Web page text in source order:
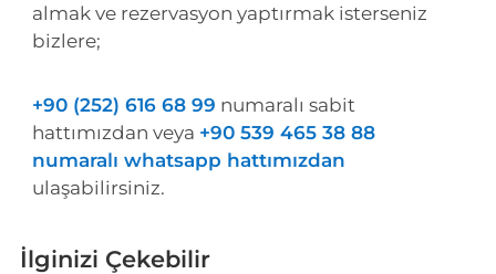
almak ve rezervasyon yaptırmak isterseniz
bizlere;
+90 (252) 616 68 99 numaralı sabit
hattımızdan veya +90 539 465 38 88
numaralı whatsapp hattımızdan
ulaşabilirsiniz.
İlginizi Çekebilir